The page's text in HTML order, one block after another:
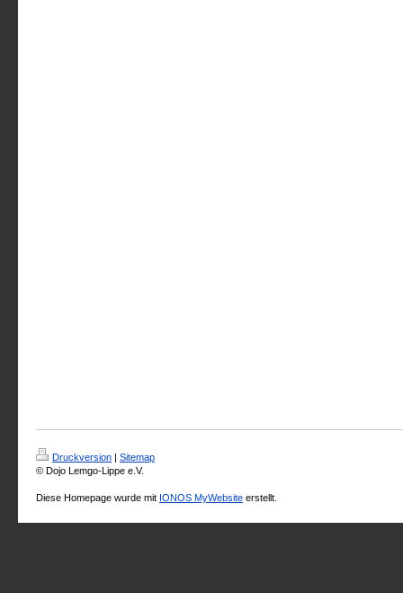
Druckversion | Sitemap
© Dojo Lemgo-Lippe e.V.
Diese Homepage wurde mit IONOS MyWebsite erstellt.